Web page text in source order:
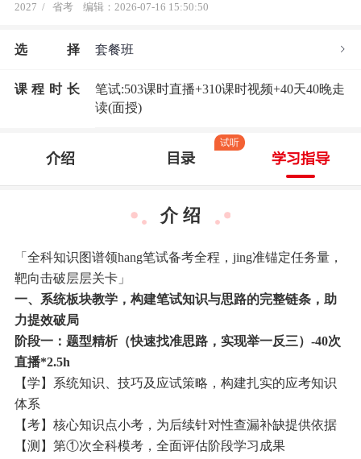
2027 / 省考 编辑：2026-07-16 15:50:50
选 择 套餐班
课程时长
笔试:503课时直播+310课时视频+40天40晚走
读(面授)
介绍 目录
试听
学习指导
介 绍
「全科知识图谱领hang笔试备考全程，jing准锚定任务量，
靶向击破层层关卡」
一、系统板块教学，构建笔试知识与思路的完整链条，助
力提效破局
阶段一：题型精析（快速找准思路，实现举一反三）-40次
直播*2.5h
【学】系统知识、技巧及应试策略，构建扎实的应考知识
体系
【考】核心知识点小考，为后续针对性查漏补缺提供依据
【测】第①次全科模考，全面评估阶段学习成果